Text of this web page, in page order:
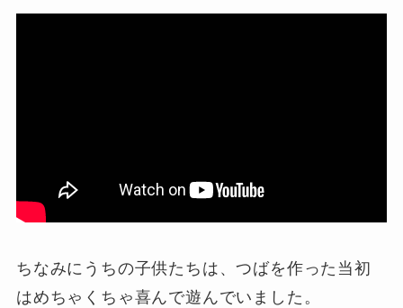
ちなみにうちの子供たちは、つばを作った当初
はめちゃくちゃ喜んで遊んでいました。